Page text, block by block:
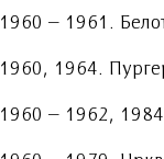
1960 – 1961.
1960, 1964.
1960 – 1962,